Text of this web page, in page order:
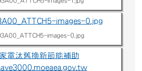
images-0.jpg